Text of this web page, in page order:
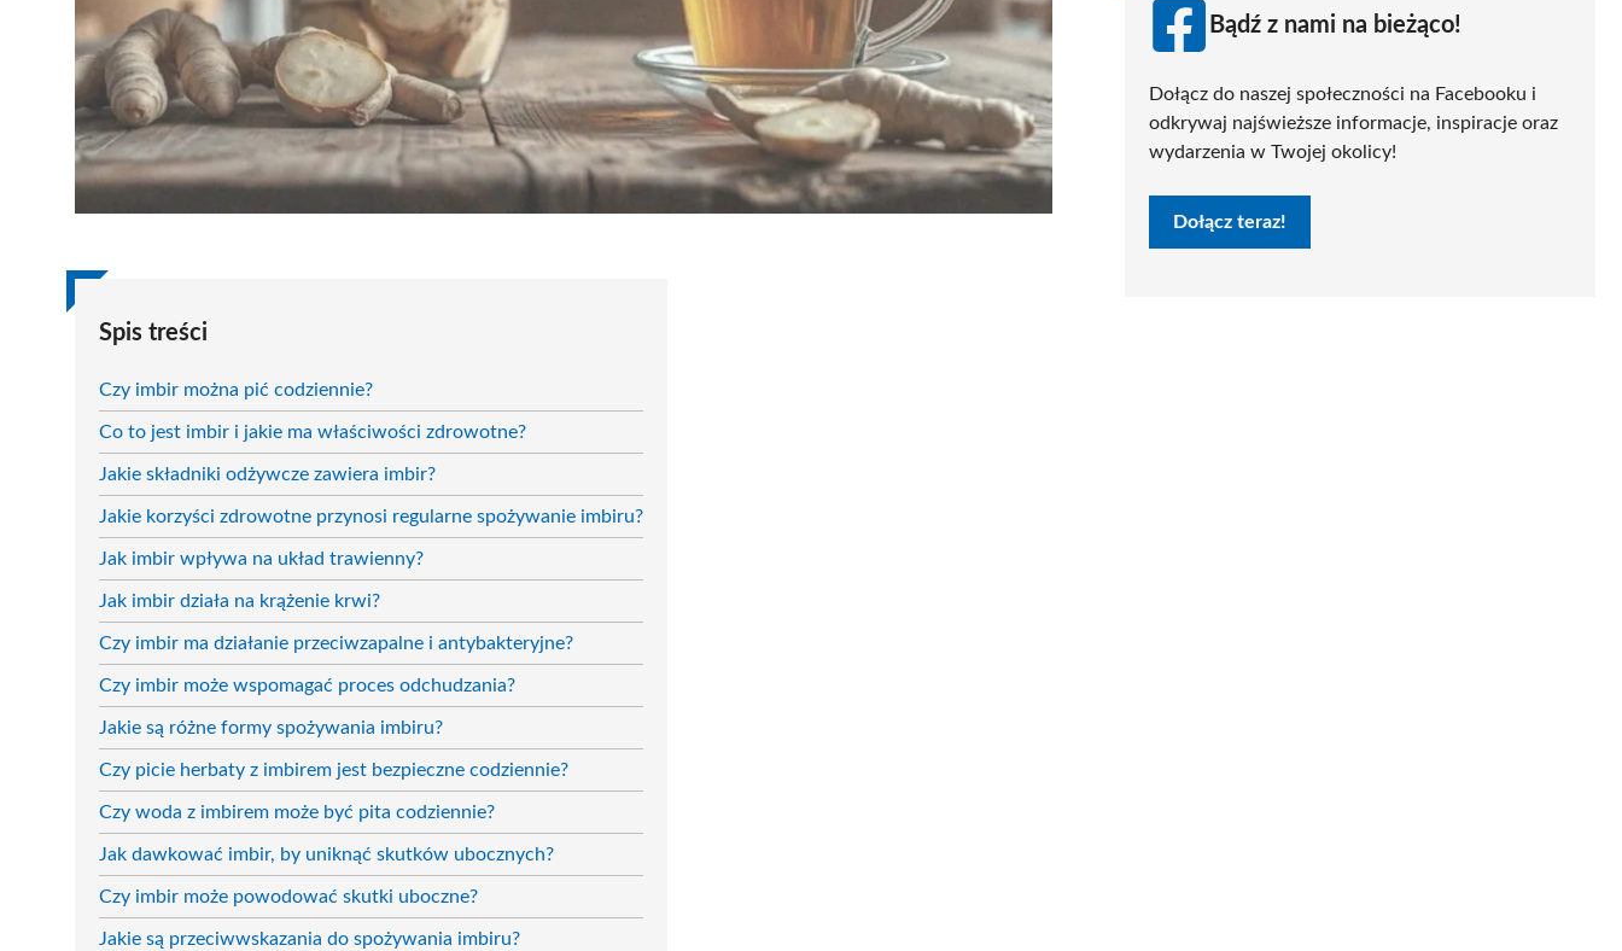
Spis treści
Czy imbir można pić codziennie?
Co to jest imbir i jakie ma właściwości zdrowotne?
Jakie składniki odżywcze zawiera imbir?
Jakie korzyści zdrowotne przynosi regularne spożywanie imbiru?
Jak imbir wpływa na układ trawienny?
Jak imbir działa na krążenie krwi?
Czy imbir ma działanie przeciwzapalne i antybakteryjne?
Czy imbir może wspomagać proces odchudzania?
Jakie są różne formy spożywania imbiru?
Czy picie herbaty z imbirem jest bezpieczne codziennie?
Czy woda z imbirem może być pita codziennie?
Jak dawkować imbir, by uniknąć skutków ubocznych?
Czy imbir może powodować skutki uboczne?
Jakie są przeciwwskazania do spożywania imbiru?
Bądź z nami na bieżąco!
Dołącz do naszej społeczności na Facebooku i
odkrywaj najświeższe informacje, inspiracje oraz
wydarzenia w Twojej okolicy!
Dołącz teraz!